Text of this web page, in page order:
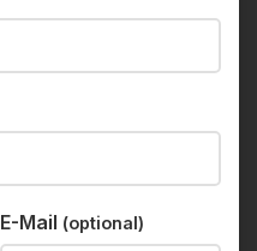
E-Mail (optional)